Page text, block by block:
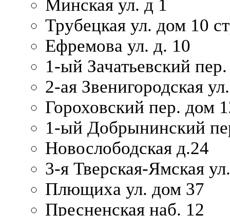
Минская ул. д 1
Трубецкая ул. дом 10
Ефремова ул. д. 10
1-ый Зачатьевский
2-ая Звенигородская
Гороховский пер. дом
1-ый Добрынинский
Новослободская д.24
3-я Тверская-Ямская
Плющиха ул. дом 37
Пресненская наб. 12